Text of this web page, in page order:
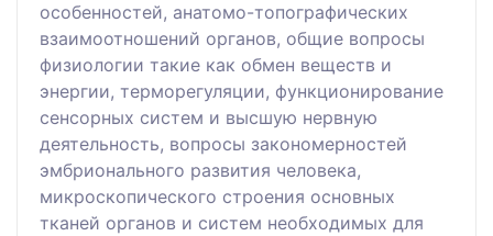
особенностей, анатомо-топографических
взаимоотношений органов, общие вопросы
физиологии такие как обмен веществ и
энергии, терморегуляции, функционирование
сенсорных систем и высшую нервную
деятельность, вопросы закономерностей
эмбрионального развития человека,
микроскопического строения основных
тканей органов и систем необходимых для